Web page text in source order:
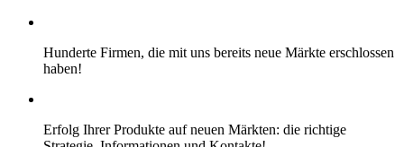
Hunderte Firmen, die mit uns bereits neue Märkte erschlossen
haben!
Erfolg Ihrer Produkte auf neuen Märkten: die richtige